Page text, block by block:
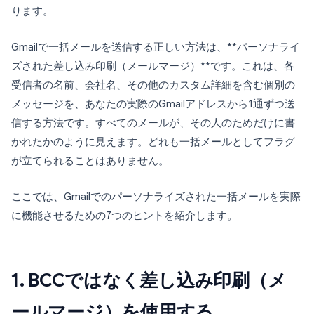
ります。
Gmailで一括メールを送信する正しい方法は、**パーソナライ
ズされた差し込み印刷（メールマージ）**です。これは、各
受信者の名前、会社名、その他のカスタム詳細を含む個別の
メッセージを、あなたの実際のGmailアドレスから1通ずつ送
信する方法です。すべてのメールが、その人のためだけに書
かれたかのように見えます。どれも一括メールとしてフラグ
が立てられることはありません。
ここでは、Gmailでのパーソナライズされた一括メールを実際
に機能させるための7つのヒントを紹介します。
1. BCCではなく差し込み印刷（メ